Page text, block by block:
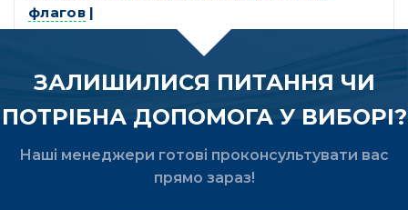
флагов|
ЗАЛИШИЛИСЯ ПИТАННЯ ЧИ
ПОТРІБНА ДОПОМОГА У ВИБОРІ?
Наші менеджери готові проконсультувати вас
прямо зараз!